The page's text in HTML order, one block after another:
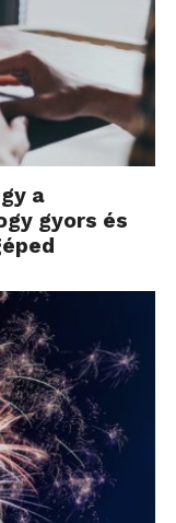
a
gyors és